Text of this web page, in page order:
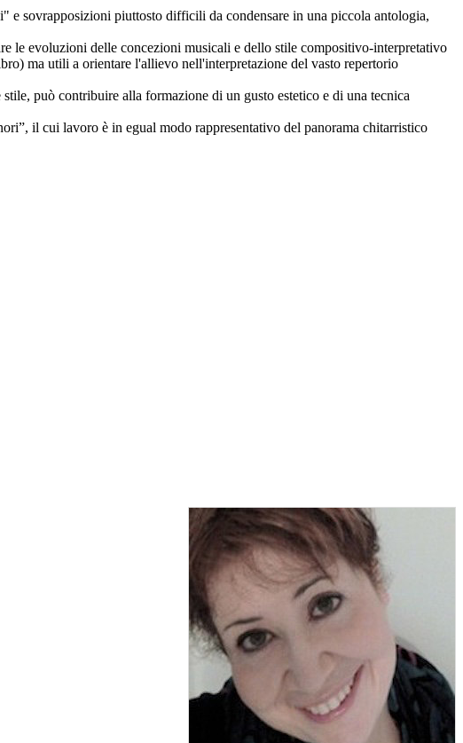
sovrapposizioni piuttosto difficili da condensare in una piccola antologia,
le evoluzioni delle concezioni musicali e dello stile compositivo-interpretativo
ma utili a orientare l'allievo nell'interpretazione del vasto repertorio
può contribuire alla formazione di un gusto estetico e di una tecnica
il cui lavoro è in egual modo rappresentativo del panorama chitarristico